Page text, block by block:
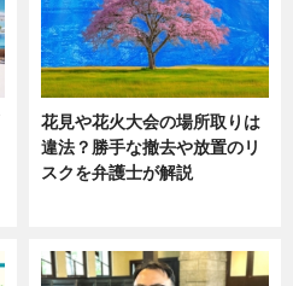
花見や花火大会の場所取りは
違法？勝手な撤去や放置のリ
スクを弁護士が解説